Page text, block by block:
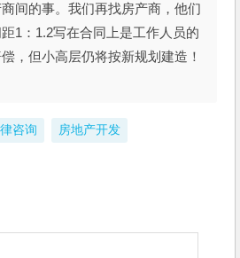
间的事。我们再找房产商，他们
1：1.2写在合同上是工作人员的
，但小高层仍将按新规划建造！
咨询 房地产开发